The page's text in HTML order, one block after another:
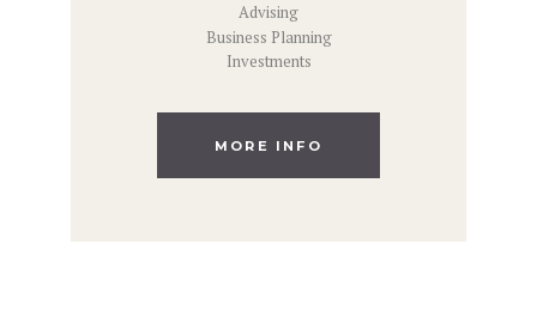
Advising
Business Planning
Investments
MORE INFO